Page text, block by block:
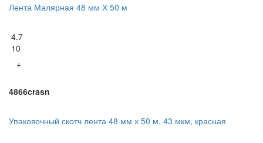
Лента Малярная 48 мм Х 50 м
4.7
10
+
4866crasn
Упаковочный скотч лента 48 мм х 50 м, 43 мкм, красная